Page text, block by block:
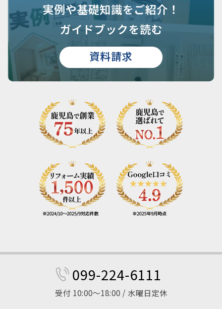
実例や基礎知識をご紹介！
ガイドブックを読む
資料請求
099-224-6111
受付 10:00～18:00 / 水曜日定休